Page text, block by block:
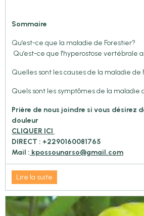
Sommaire
Qu’est-ce que la maladie de Forestier?
Qu’est-ce que l'hyperostose vertébrale
Quelles sont les causes de la maladie de
Quels sont les symptômes de la maladie
Prière de nous joindre si vous désirez
douleur
CLIQUER ICI
DIRECT : +2290160081765
Mail : kpossounarso@gmail.com
Lire la suite